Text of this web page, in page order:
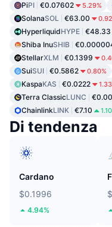
PiPI €0.07602 5.29%
SolanaSOL €63.00
HyperliquidHYPE €48.33
Shiba InuSHIB
StellarXLM €0.1399
SuiSUI €0.5862 0.80%
KaspaKAS €0.0222
Terra ClassicLUNC
ChainlinkLINK €7.10
Di tendenza
Cardano
$0.1996
4.94%